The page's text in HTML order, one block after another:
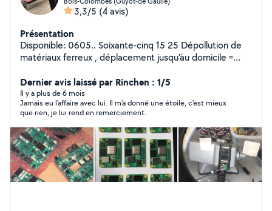
3,3/5 (4 avis)
Présentation
Disponible: 0605.. Soixante-cinq 15 25 Dépollution de
matériaux ferreux , déplacement jusqu'àu domicile =
moteur , changement de pièces ect ) Réparation
Voiture : Vidande , courroie d'accessoire , réparation
faisceaux ect Réparation trotinette : BATTERIE ou Bms /
contrôleur / convertisseur / suspensions /mèches
spécial Réparation objet électronique : détection de
panne , remise en marche JE NE FOURNIS AUCUNE
PIECE
Dernier avis laissé par Rinchen : 1/5
Il y a plus de 6 mois
Jamais eu l'affaire avec lui. Il m'a donné une étoile, c'est mieux
que rien, je lui rend en remerciement.